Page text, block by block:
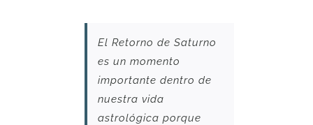
El Retorno de Saturno
es un momento
importante dentro de
nuestra vida
astrológica porque